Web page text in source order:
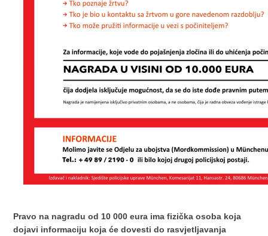
Pravo na nagradu od 10 000 eura ima fizička osoba koja
dojavi informaciju koja će dovesti do rasvjetljavanja